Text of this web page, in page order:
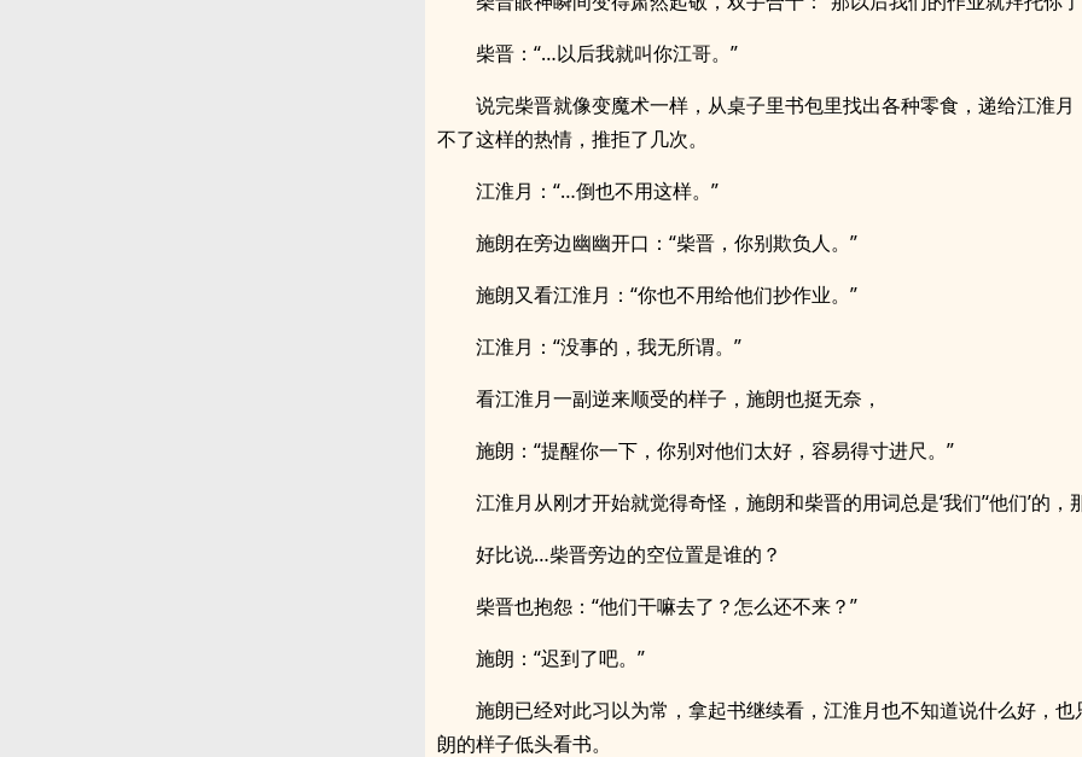
柴晋：“…以后我就叫你江哥。”
说完柴晋就像变魔术一样，从桌子里书包里找出各种零食，递给江淮月
不了这样的热情，推拒了几次。
江淮月：“…倒也不用这样。”
施朗在旁边幽幽开口：“柴晋，你别欺负人。”
施朗又看江淮月：“你也不用给他们抄作业。”
江淮月：“没事的，我无所谓。”
看江淮月一副逆来顺受的样子，施朗也挺无奈，
施朗：“提醒你一下，你别对他们太好，容易得寸进尺。”
江淮月从刚才开始就觉得奇怪，施朗和柴晋的用词总是‘我们’‘他们’的，
好比说…柴晋旁边的空位置是谁的？
柴晋也抱怨：“他们干嘛去了？怎么还不来？”
施朗：“迟到了吧。”
施朗已经对此习以为常，拿起书继续看，江淮月也不知道说什么好，也
朗的样子低头看书。